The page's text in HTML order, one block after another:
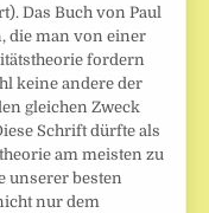
Das Buch von Paul
die man von einer
fordern
keine andere der
gleichen Zweck
Schrift dürfte als
am meisten zu
unserer besten
nur dem